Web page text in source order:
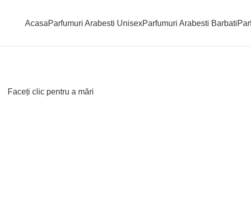
AcasaParfumuri Arabesti UnisexParfumuri Arabesti Barbati
Faceți clic pentru a mări